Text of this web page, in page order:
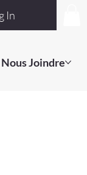
In
Nous Joindre